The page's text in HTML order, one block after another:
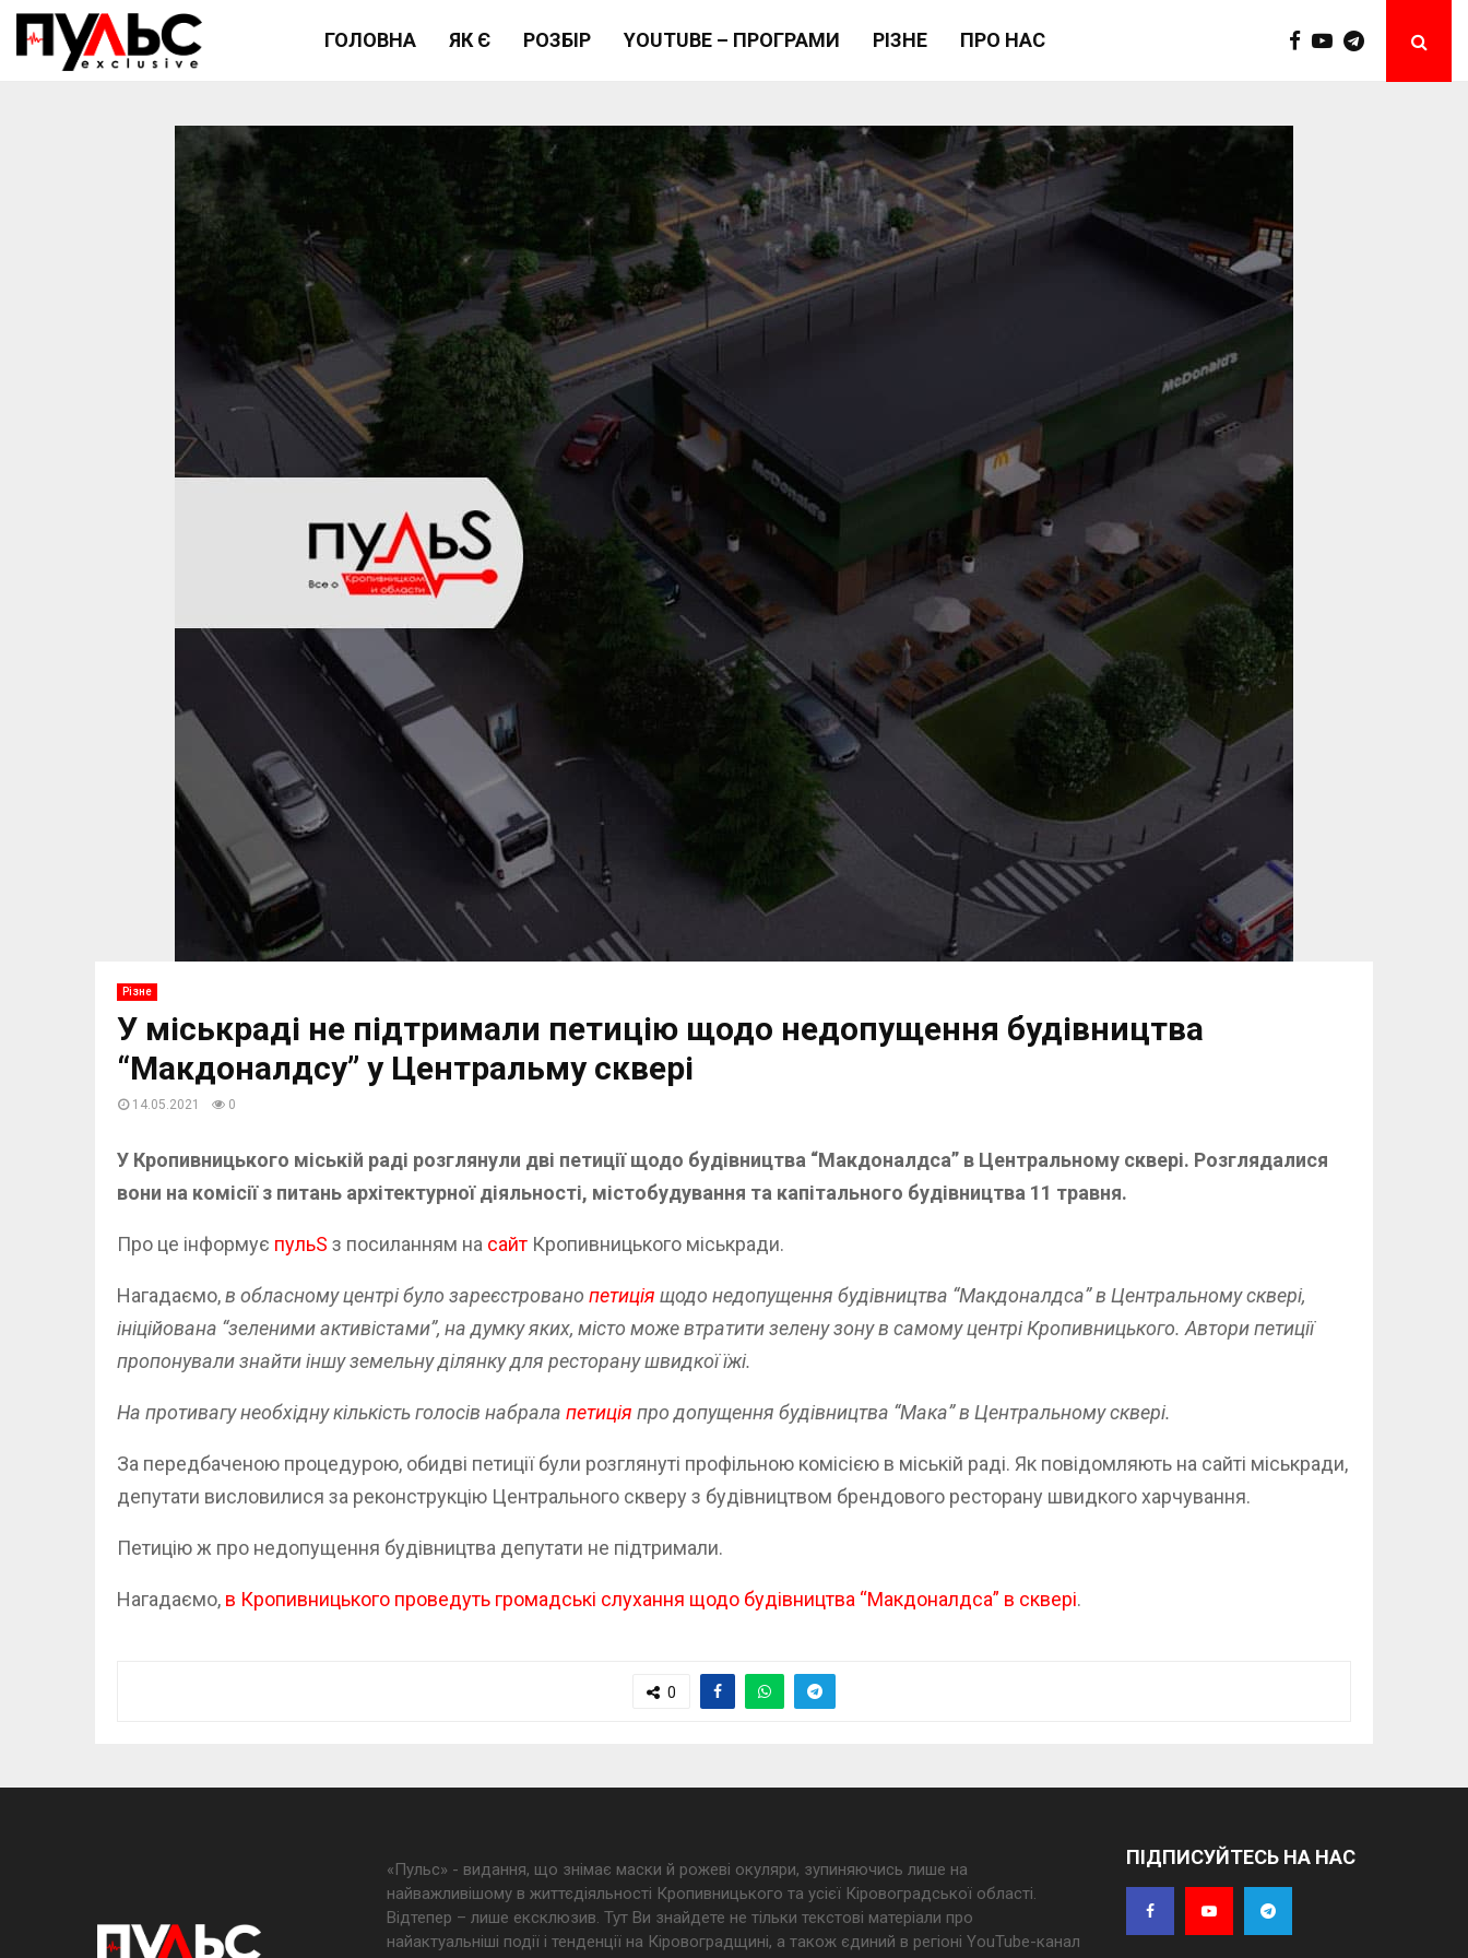
ГОЛОВНА ЯК Є РОЗБІР YOUTUBE – ПРОГРАМИ РІЗНЕ ПРО НАС
Різне
У міськраді не підтримали петицію щодо недопущення будівництва
“Макдоналдсу” у Центральму сквері
14.05.2021 0
У Кропивницького міській раді розглянули дві петиції щодо будівництва “Макдоналдса” в Центральному сквері. Розглядалися
вони на комісії з питань архітектурної діяльності, містобудування та капітального будівництва 11 травня.
Про це інформує пульS з посиланням на сайт Кропивницького міськради.
Нагадаємо,в обласному центрі було зареєстровано петиція щодо недопущення будівництва “Макдоналдса” в Центральному сквері,
ініційована “зеленими активістами”, на думку яких, місто може втратити зелену зону в самому центрі Кропивницького. Автори петиції
пропонували знайти іншу земельну ділянку для ресторану швидкої їжі.
На противагу необхідну кількість голосів набрала петиція про допущення будівництва “Мака” в Центральному сквері.
За передбаченою процедурою, обидві петиції були розглянуті профільною комісією в міській раді. Як повідомляють на сайті міськради,
депутати висловилися за реконструкцію Центрального скверу з будівництвом брендового ресторану швидкого харчування.
Петицію ж про недопущення будівництва депутати не підтримали.
Нагадаємо, в Кропивницького проведуть громадські слухання щодо будівництва “Макдоналдса” в сквері.
0
«Пульс» - видання, що знімає маски й рожеві окуляри, зупиняючись лише на
найважливішому в життєдіяльності Кропивницького та усієї Кіровоградської області.
Відтепер – лише ексклюзив. Тут Ви знайдете не тільки текстові матеріали про
найактуальніші події і тенденції на Кіровоградщині, а також єдиний в регіоні YouTube-канал
ПІДПИСУЙТЕСЬ НА НАС